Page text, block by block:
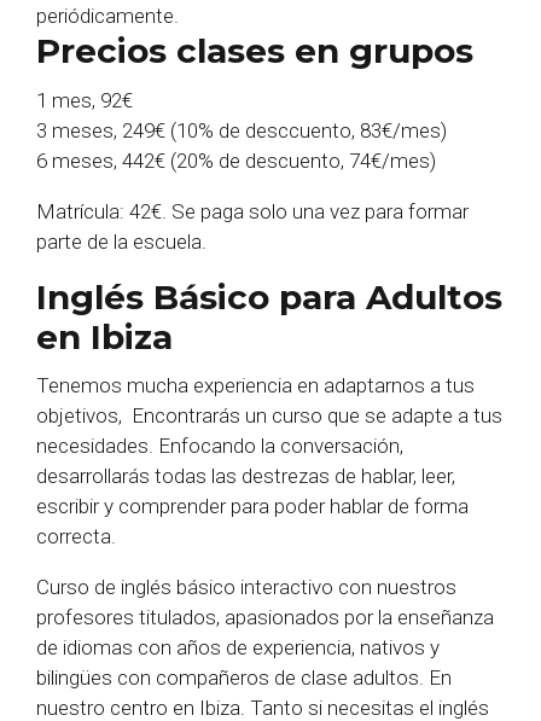
periódicamente.
Precios clases en grupos
1 mes, 92€
3 meses, 249€ (10% de desccuento, 83€/mes)
6 meses, 442€ (20% de descuento, 74€/mes)
Matrícula: 42€. Se paga solo una vez para formar
parte de la escuela.
Inglés Básico para Adultos
en Ibiza
Tenemos mucha experiencia en adaptarnos a tus
objetivos, Encontrarás un curso que se adapte a tus
necesidades. Enfocando la conversación,
desarrollarás todas las destrezas de hablar, leer,
escribir y comprender para poder hablar de forma
correcta.
Curso de inglés básico interactivo con nuestros
profesores titulados, apasionados por la enseñanza
de idiomas con años de experiencia, nativos y
bilingües con compañeros de clase adultos. En
nuestro centro en Ibiza. Tanto si necesitas el inglés